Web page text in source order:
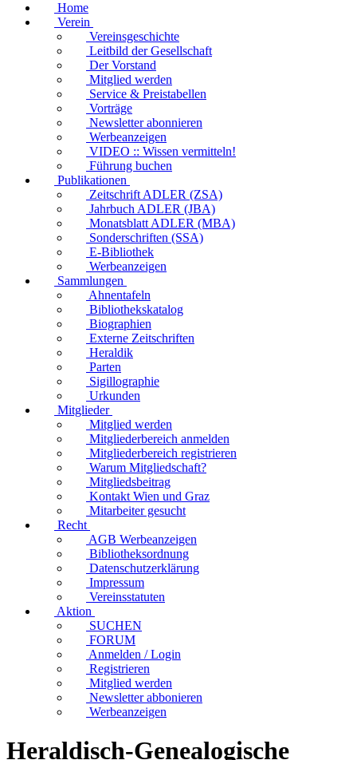
Home
Verein
Vereinsgeschichte
Leitbild der Gesellschaft
Der Vorstand
Mitglied werden
Service & Preistabellen
Vorträge
Newsletter abonnieren
Werbeanzeigen
VIDEO :: Wissen vermitteln!
Führung buchen
Publikationen
Zeitschrift ADLER (ZSA)
Jahrbuch ADLER (JBA)
Monatsblatt ADLER (MBA)
Sonderschriften (SSA)
E-Bibliothek
Werbeanzeigen
Sammlungen
Ahnentafeln
Bibliothekskatalog
Biographien
Externe Zeitschriften
Heraldik
Parten
Sigillographie
Urkunden
Mitglieder
Mitglied werden
Mitgliederbereich anmelden
Mitgliederbereich registrieren
Warum Mitgliedschaft?
Mitgliedsbeitrag
Kontakt Wien und Graz
Mitarbeiter gesucht
Recht
AGB Werbeanzeigen
Bibliotheksordnung
Datenschutzerklärung
Impressum
Vereinsstatuten
Aktion
SUCHEN
FORUM
Anmelden / Login
Registrieren
Mitglied werden
Newsletter abbonieren
Werbeanzeigen
Heraldisch-Genealogische